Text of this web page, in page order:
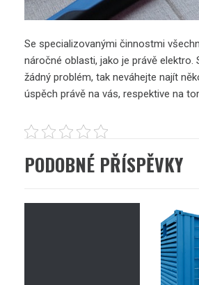
Se specializovanými činnostmi
náročné oblasti, jako je právě
žádný problém, tak neváhejte najít
úspěch právě na vás, respektive na
PODOBNÉ PŘÍSPĚVKY